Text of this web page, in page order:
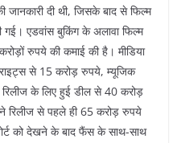
दी थी, जिसके बाद से फिल्म
एडवांस बुकिंग के अलावा फिल्म
रुपये की कमाई की है। मीडिया
राइट्स से 15 करोड़ रुपये, म्‍यूजिक
के लिए हुई डील से 40 करोड़
रिलीज से पहले ही 65 करोड़ रुपये
को देखने के बाद फैंस के साथ-साथ